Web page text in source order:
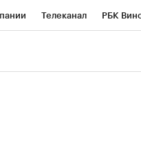
Телеканал РБК